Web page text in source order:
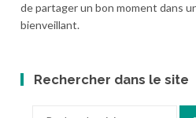
de partager un bon moment dans
bienveillant.
Rechercher dans le site